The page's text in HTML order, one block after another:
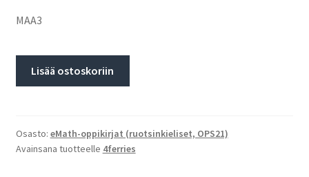
MAA3
Lisää ostoskoriin
Osasto: eMath-oppikirjat (ruotsinkieliset, OPS21)
Avainsana tuotteelle 4ferries